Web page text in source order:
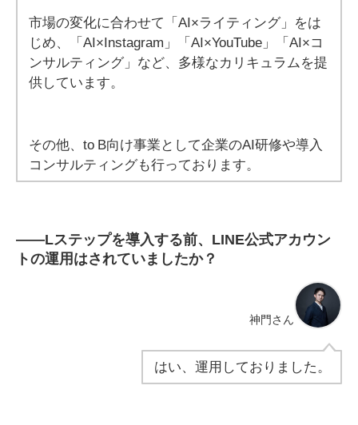
市場の変化に合わせて「AI×ライティング」をは
じめ、「AI×Instagram」「AI×YouTube」「AI×コ
ンサルティング」など、多様なカリキュラムを提
供しています。
その他、to B向け事業として企業のAI研修や導入
コンサルティングも行っております。
――Lステップを導入する前、LINE公式アカウン
トの運用はされていましたか？
神門さん
はい、運用しておりました。